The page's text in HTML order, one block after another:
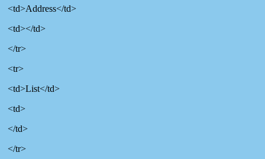
<td>Address</td>
<td></td>
</tr>
<tr>
<td>List</td>
<td>
</td>
</tr>